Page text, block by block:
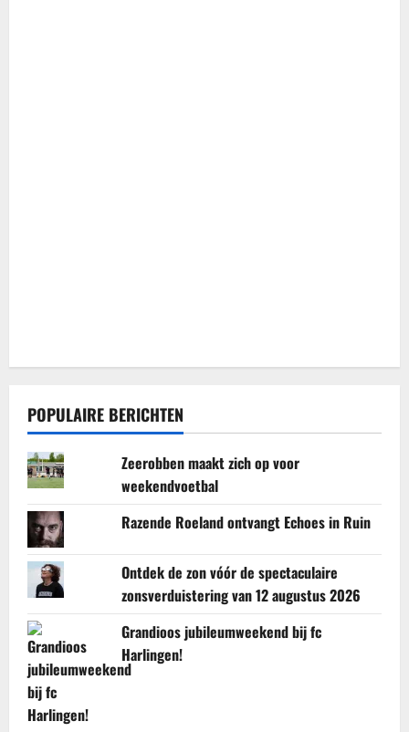
POPULAIRE BERICHTEN
Zeerobben maakt zich op voor
weekendvoetbal
Razende Roeland ontvangt Echoes in Ruin
Ontdek de zon vóór de spectaculaire
zonsverduistering van 12 augustus 2026
Grandioos jubileumweekend bij fc
Harlingen!